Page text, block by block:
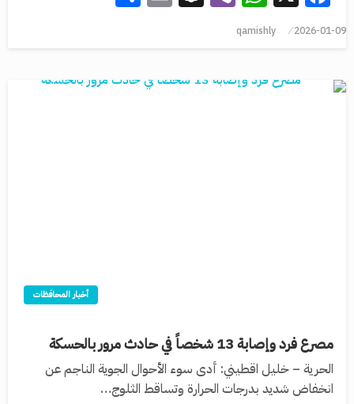
2026-01-09
qamishly
أخبار المحافظات
مصرع فرد وإصابة 13 شخصاً في حادث مرور بالحسكة
الحرية – خليل اقطيني: أدى سوء الأحوال الجوية الناجم عن
انخفاض شديد بدرجات الحرارة وتساقط الثلوج…